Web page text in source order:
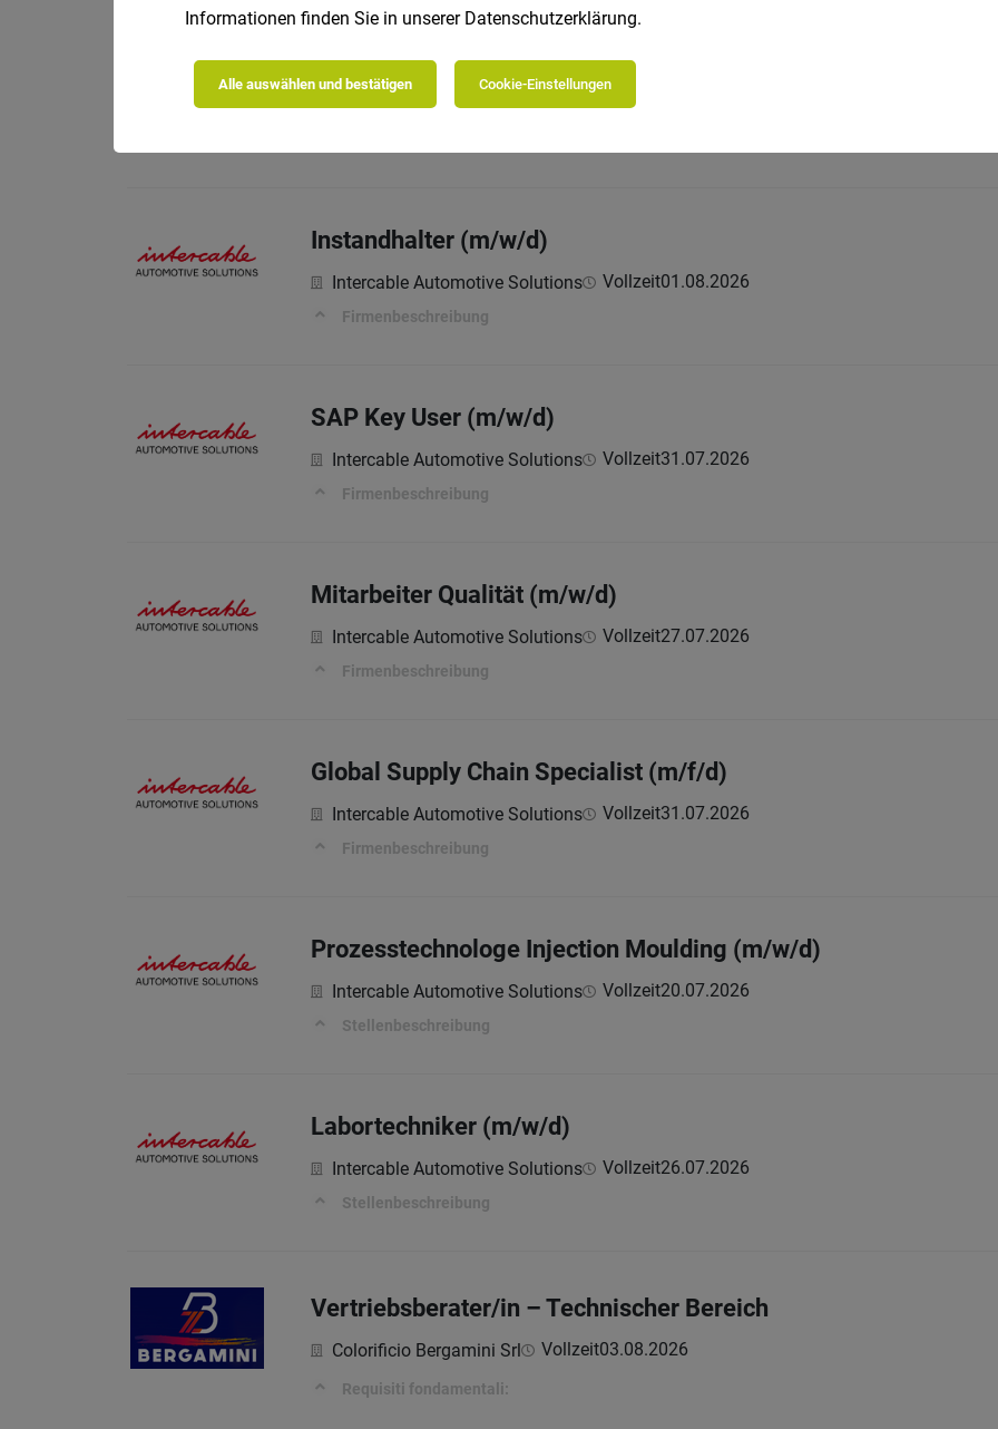
Mitarbeiter Technik & Stanzwerkzeuge (m/w/d)
Intercable Automotive Solutions Vollzeit
Instandhalter (m/w/d)
Intercable Automotive Solutions Vollzeit01.08.2026
Firmenbeschreibung
SAP Key User (m/w/d)
Intercable Automotive Solutions Vollzeit31.07.2026
Firmenbeschreibung
Mitarbeiter Qualität (m/w/d)
Intercable Automotive Solutions Vollzeit27.07.2026
Firmenbeschreibung
Global Supply Chain Specialist (m/f/d)
Intercable Automotive Solutions Vollzeit31.07.2026
Firmenbeschreibung
Prozesstechnologe Injection Moulding (m/w/d)
Intercable Automotive Solutions Vollzeit20.07.2026
Stellenbeschreibung
Labortechniker (m/w/d)
Intercable Automotive Solutions Vollzeit26.07.2026
Stellenbeschreibung
Vertriebsberater/in – Technischer Bereich
Colorificio Bergamini Srl Vollzeit03.08.2026
Requisiti fondamentali:
Informationen finden Sie in unserer Datenschutzerklärung.
Alle auswählen und bestätigen Cookie-Einstellungen